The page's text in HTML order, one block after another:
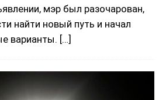
мэр был разочарован,
найти новый путь и начал
варианты. […]